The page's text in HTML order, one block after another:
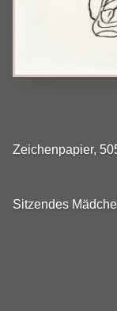
Zeichenpapier,
Sitzendes